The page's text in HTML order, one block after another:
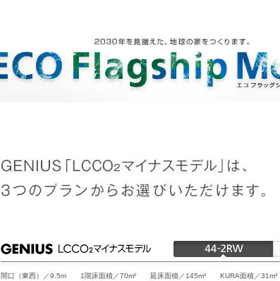
間口（東西）／9.5m 1階床面積／70m² 延床面積／145m²
KURA面積／31m²